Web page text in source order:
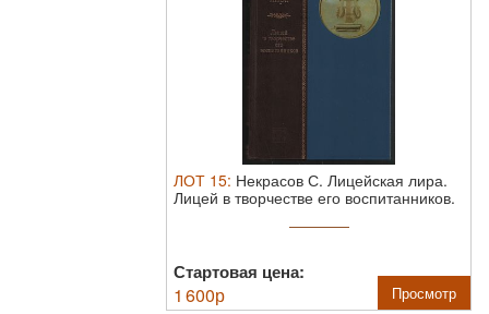
ЛОТ 15: Некрасов С. Лицейская лира.
Лицей в творчестве его воспитанников.
Стартовая цена:
1 600р Просмотр